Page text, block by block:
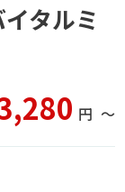
タルミ
円 〜